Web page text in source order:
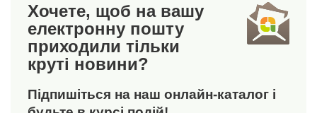
яка компенсує всі
свої викиди CO2 та
була визнана
Організацією
свою екологічну
пар. Виготовлено у
Франції. Прати при
температурі 30 C.
Хочете, щоб на вашу
електронну пошту
приходили тільки
круті новини?
Підпишіться на наш онлайн-каталог і